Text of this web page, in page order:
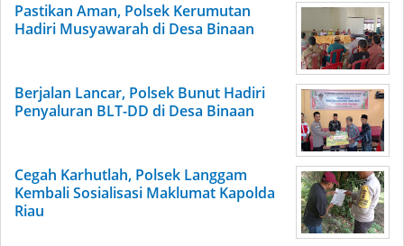
Pastikan Aman, Polsek Kerumutan
Hadiri Musyawarah di Desa Binaan
Berjalan Lancar, Polsek Bunut Hadiri
Penyaluran BLT-DD di Desa Binaan
Cegah Karhutlah, Polsek Langgam
Kembali Sosialisasi Maklumat Kapolda
Riau